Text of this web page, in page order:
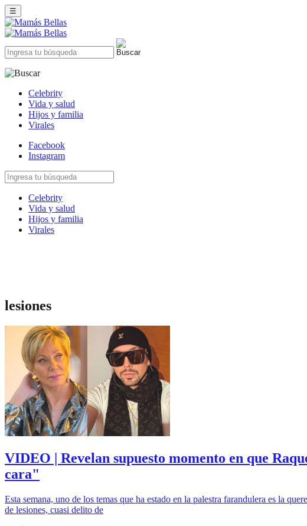
☰
Celebrity
Vida y salud
Hijos y familia
Virales
Facebook
Instagram
Celebrity
Vida y salud
Hijos y familia
Virales
lesiones
VIDEO | Revelan supuesto momento en que
cara"
Esta semana, uno de los temas que ha estado en la palestra farandulera es la
de lesiones, cuasi delito de